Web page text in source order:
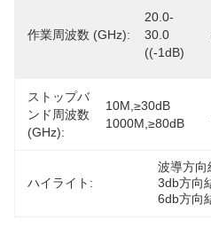
作業周波数 (GHz):
20.0-
30.0
((-1dB)
ストップバ
ンド周波数
(GHz):
10M,≥30dB
1000M,≥80dB
ハイライト:
波導方
3db方向
6db方向